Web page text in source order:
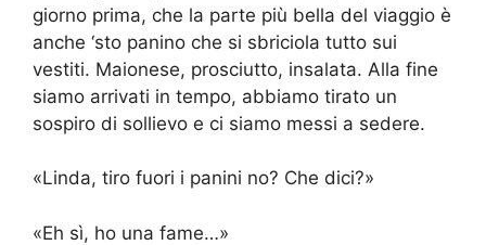
giorno prima, che la parte più bella del viaggio è
anche ‘sto panino che si sbriciola tutto sui
vestiti. Maionese, prosciutto, insalata. Alla fine
siamo arrivati in tempo, abbiamo tirato un
sospiro di sollievo e ci siamo messi a sedere.
«Linda, tiro fuori i panini no? Che dici?»
«Eh sì, ho una fame…»